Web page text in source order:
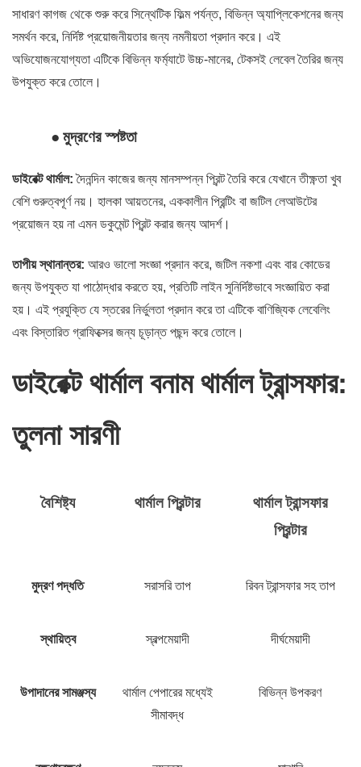
সাধারণ কাগজ থেকে শুরু করে সিন্থেটিক ফিল্ম পর্যন্ত, বিভিন্ন অ্যাপ্লিকেশনের জন্য
সমর্থন করে, নির্দিষ্ট প্রয়োজনীয়তার জন্য নমনীয়তা প্রদান করে। এই
অভিযোজনযোগ্যতা এটিকে বিভিন্ন ফর্ম্যাটে উচ্চ-মানের, টেকসই লেবেল তৈরির জন্য
উপযুক্ত করে তোলে।
● মুদ্রণের স্পষ্টতা
ডাইরেক্ট থার্মাল: দৈনন্দিন কাজের জন্য মানসম্পন্ন প্রিন্ট তৈরি করে যেখানে তীক্ষ্ণতা খুব
বেশি গুরুত্বপূর্ণ নয়। হালকা আয়তনের, এককালীন প্রিন্টিং বা জটিল লেআউটের
প্রয়োজন হয় না এমন ডকুমেন্ট প্রিন্ট করার জন্য আদর্শ।
তাপীয় স্থানান্তর: আরও ভালো সংজ্ঞা প্রদান করে, জটিল নকশা এবং বার কোডের
জন্য উপযুক্ত যা পাঠোদ্ধার করতে হয়, প্রতিটি লাইন সুনির্দিষ্টভাবে সংজ্ঞায়িত করা
হয়। এই প্রযুক্তি যে স্তরের নির্ভুলতা প্রদান করে তা এটিকে বাণিজ্যিক লেবেলিং
এবং বিস্তারিত গ্রাফিক্সের জন্য চূড়ান্ত পছন্দ করে তোলে।
ডাইরেক্ট থার্মাল বনাম থার্মাল ট্রান্সফার:
তুলনা সারণী
বৈশিষ্ট্য থার্মাল প্রিন্টার
থার্মাল ট্রান্সফার
প্রিন্টার
মুদ্রণ পদ্ধতি সরাসরি তাপ রিবন ট্রান্সফার সহ তাপ
স্থায়িত্ব স্বল্পমেয়াদী দীর্ঘমেয়াদী
উপাদানের সামঞ্জস্য
থার্মাল পেপারের মধ্যেই
সীমাবদ্ধ
বিভিন্ন উপকরণ